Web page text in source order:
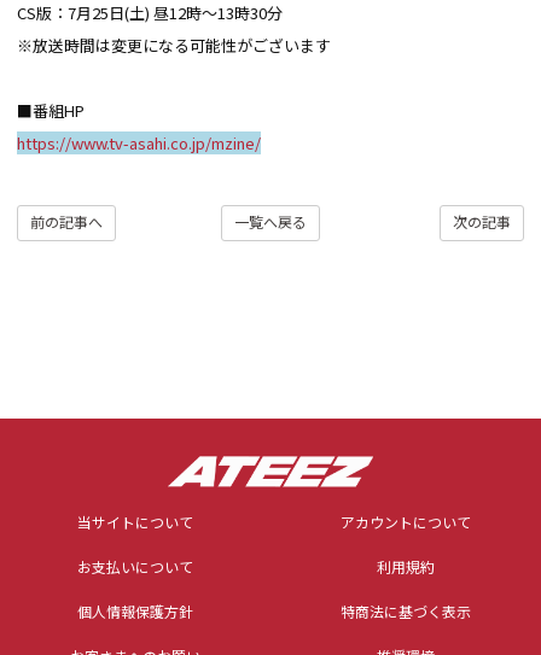
CS版：7月25日(土) 昼12時～13時30分
※放送時間は変更になる可能性がございます
■番組HP
https://www.tv-asahi.co.jp/mzine/
次の記事
一覧へ戻る
前の記事へ
当サイトについて アカウントについて
お支払いについて 利用規約
個人情報保護方針 特商法に基づく表示